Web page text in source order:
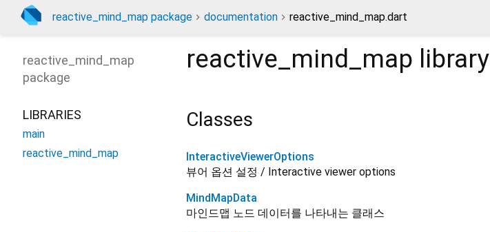
reactive_mind_map package documentation reactive_mind_map.dart
reactive_mind_map library
Classes
InteractiveViewerOptions
뷰어 옵션 설정 / Interactive viewer options
MindMapData
마인드맵 노드 데이터를 나타내는 클래스
reactive_mind_map
package
LIBRARIES
main
reactive_mind_map